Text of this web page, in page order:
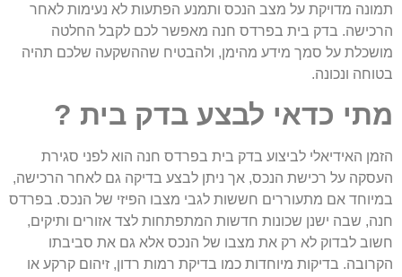
תמונה מדויקת על מצב הנכס ותמנע הפתעות לא נעימות לאחר
הרכישה. בדק בית בפרדס חנה מאפשר לכם לקבל החלטה
מושכלת על סמך מידע מהימן, ולהבטיח שההשקעה שלכם תהיה
בטוחה ונכונה.
מתי כדאי לבצע בדק בית ?
הזמן האידיאלי לביצוע בדק בית בפרדס חנה הוא לפני סגירת
העסקה על רכישת הנכס, אך ניתן לבצע בדיקה גם לאחר הרכישה,
במיוחד אם מתעוררים חששות לגבי מצבו הפיזי של הנכס. בפרדס
חנה, שבה ישנן שכונות חדשות המתפתחות לצד אזורים ותיקים,
חשוב לבדוק לא רק את מצבו של הנכס אלא גם את סביבתו
הקרובה. בדיקות מיוחדות כמו בדיקת רמות רדון, זיהום קרקע או